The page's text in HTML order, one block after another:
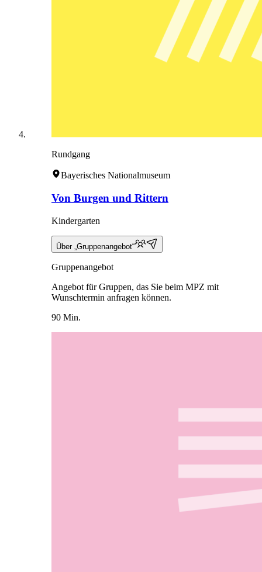
Rundgang
Bayerisches Nationalmuseum
Von Burgen und Rittern
Kindergarten
Über „Gruppenangebot“
Gruppenangebot
Angebot für Gruppen, das Sie beim MPZ mit
Wunschtermin anfragen können.
90 Min.